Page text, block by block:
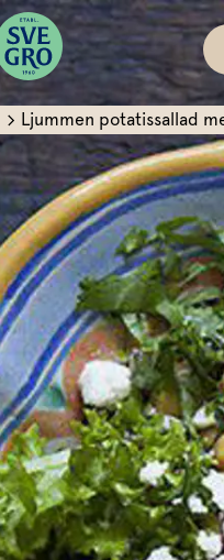
Kalla såser &
Pesto
Röror
Kalla såser
Aioli
Dipp
Dressingar
Dressing
Vinägrett
Ljummen potatissallad